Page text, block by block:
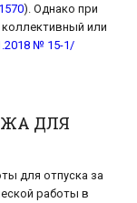
). Однако при
или
№ 15-1/
ДЛЯ
для отпуска за
работы в